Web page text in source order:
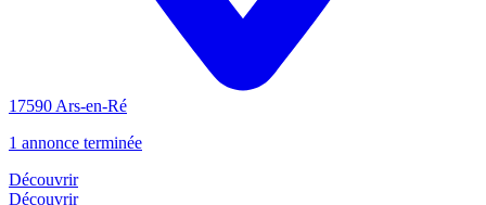
17590 Ars-en-Ré
1 annonce terminée
Découvrir
Découvrir